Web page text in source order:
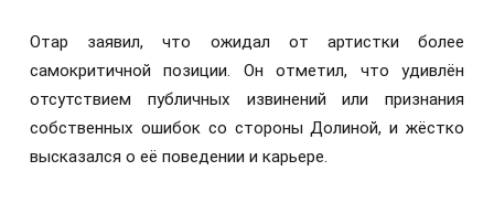
Отар заявил, что ожидал от артистки более
самокритичной позиции. Он отметил, что удивлён
отсутствием публичных извинений или признания
собственных ошибок со стороны Долиной, и жёстко
высказался о её поведении и карьере.